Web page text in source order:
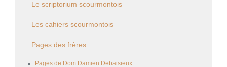
Le scriptorium scourmontois
Les cahiers scourmontois
Pages des frères
Pages de Dom Damien Debaisieux